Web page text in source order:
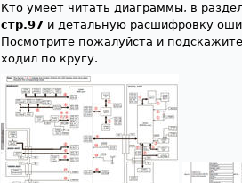
Кто умеет читать диаграммы, в
стр.97 и детальную расшифровку
Посмотрите пожалуйста и
ходил по кругу.